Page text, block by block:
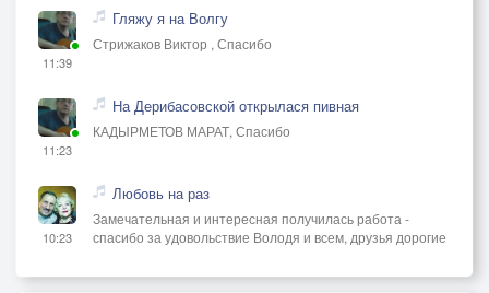
11:39
Гляжу я на Волгу
Стрижаков Виктор , Спасибо
11:23
На Дерибасовской открылася пивная
КАДЫРМЕТОВ МАРАТ, Спасибо
10:23
Любовь на раз
Замечательная и интересная получилась работа -
спасибо за удовольствие Володя и всем, друзья дорогие